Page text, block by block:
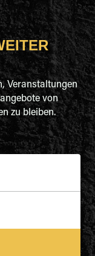
Veranstaltungen
von
zu bleiben.